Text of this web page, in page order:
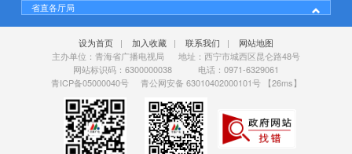
省直各厅局
设为首页 | 加入收藏 | 联系我们 | 网站地图
主办单位：青海省广播电视局 地址：西宁市城西区昆仑路48号
网站标识码：6300000038 电话：0971-6329061
青ICP备05000040号
青公网安备 63010402000101号【26ms】